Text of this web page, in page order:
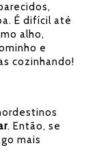
É difícil até
alho,
e
cozinhando!
. Então, se
mais